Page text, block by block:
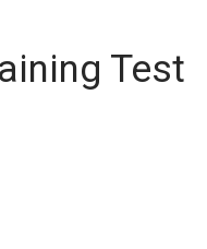
Test